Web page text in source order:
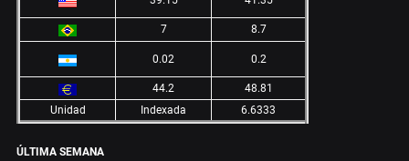
7 8.7
0.02 0.2
44.2
48.81
Unidad
Indexada 6.6333
ÚLTIMA SEMANA